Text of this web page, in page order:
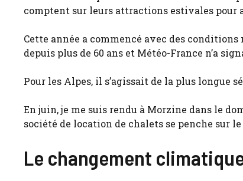
comptent sur leurs attractions estivales pour
Cette année a commencé avec des
depuis plus de 60 ans et Météo-France n’a
Pour les Alpes, il s’agissait de la plus longue
En juin, je me suis rendu à Morzine dans le
société de location de chalets se penche sur
Le changement